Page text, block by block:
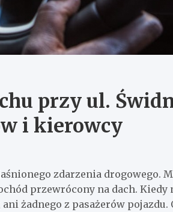
przy ul.
i kierowcy
zdarzenia drogowego.
przewrócony na dach. Kiedy
żadnego z pasażerów pojazdu.